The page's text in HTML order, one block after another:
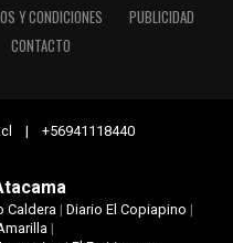
Y CONDICIONES
PUBLICIDAD
CONTACTO
| +56941118440
Caldera| Diario El Copiapino |
|